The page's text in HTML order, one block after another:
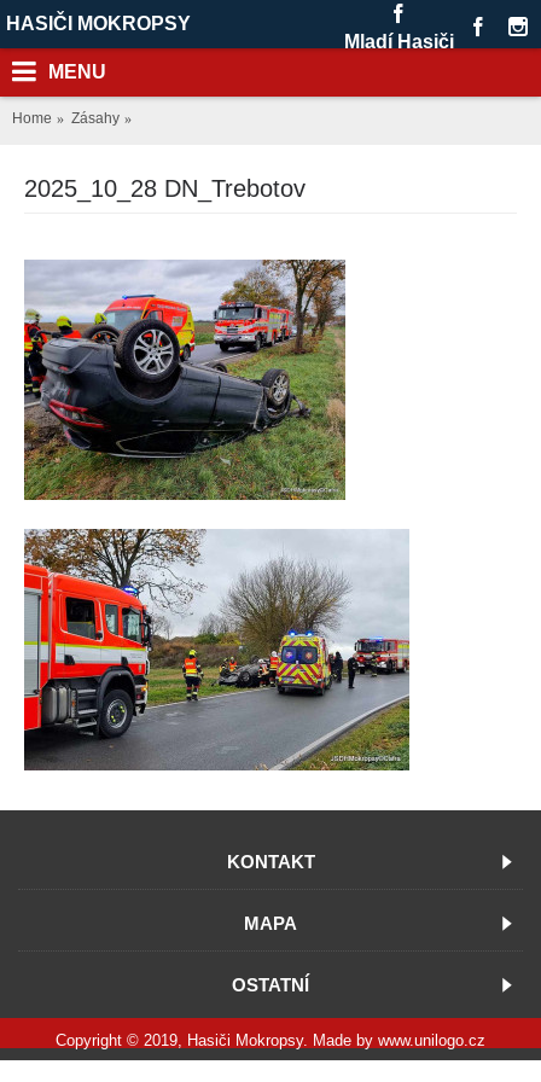
HASIČI MOKROPSY
Mladí Hasiči
MENU
Home Zásahy
2025_10_28 DN_Trebotov
KONTAKT
MAPA
OSTATNÍ
Copyright © 2019, Hasiči Mokropsy. Made by www.unilogo.cz